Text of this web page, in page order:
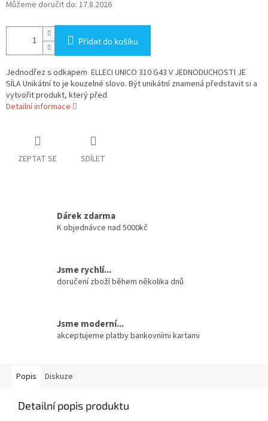
Můžeme doručit do: 17.8.2026
Přidat do košíku
Jednodřez s odkapem ELLECI UNICO 310 G43 V JEDNODUCHOSTI JE
SÍLA Unikátní to je kouzelné slovo. Být unikátní znamená představit si a
vytvořit produkt, který před
Detailní informace
ZEPTAT SE SDÍLET
Dárek zdarma
K objednávce nad 5000kč
Jsme rychlí...
doručení zboží během několika dnů
Jsme moderní...
akceptujeme platby bankovními kartami
Popis Diskuze
Detailní popis produktu